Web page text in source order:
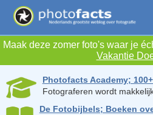
Maak deze zomer foto's waar je
Vakantie
Photofacts Academy;
Fotograferen wordt
De Fotobijbels; Boeken